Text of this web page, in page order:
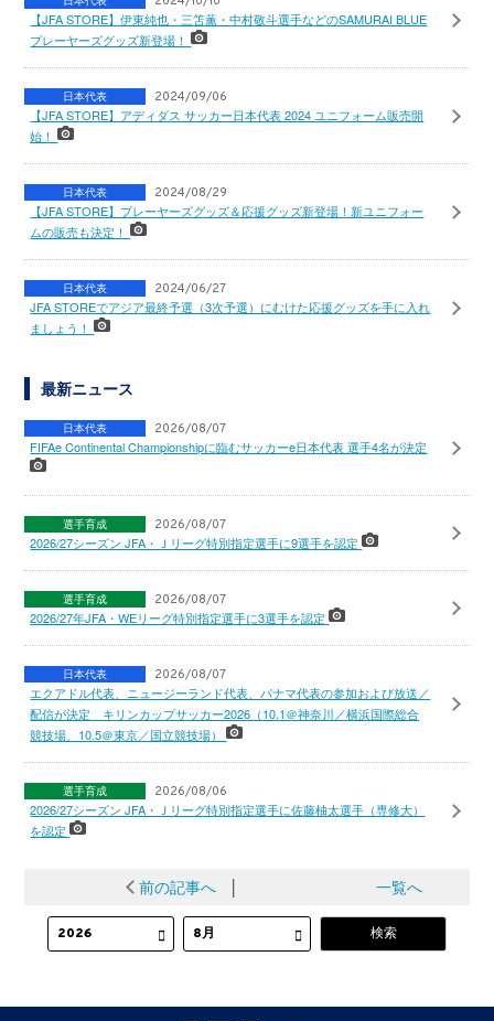
【JFA STORE】伊東純也・三笘薫・中村敬斗選手などのSAMURAI BLUE
プレーヤーズグッズ新登場！
日本代表 2024/09/06
【JFA STORE】アディダス サッカー日本代表 2024 ユニフォーム販売開
始！
日本代表 2024/08/29
【JFA STORE】プレーヤーズグッズ＆応援グッズ新登場！新ユニフォー
ムの販売も決定！
日本代表 2024/06/27
JFA STOREでアジア最終予選（3次予選）にむけた応援グッズを手に入れ
ましょう！
最新ニュース
日本代表 2026/08/07
FIFAe Continental Championshipに臨むサッカーe日本代表 選手4名が決定
選手育成 2026/08/07
2026/27シーズン JFA・Ｊリーグ特別指定選手に9選手を認定
選手育成 2026/08/07
2026/27年JFA・WEリーグ特別指定選手に3選手を認定
日本代表 2026/08/07
エクアドル代表、ニュージーランド代表、パナマ代表の参加および放送／
配信が決定 キリンカップサッカー2026（10.1＠神奈川／横浜国際総合
競技場、10.5＠東京／国立競技場）
選手育成 2026/08/06
2026/27シーズン JFA・Ｊリーグ特別指定選手に佐藤柚太選手（専修大）
を認定
前の記事へ│ 一覧へ